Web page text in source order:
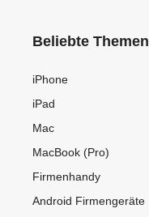
Beliebte Themen
iPhone
iPad
Mac
MacBook (Pro)
Firmenhandy
Android Firmengeräte